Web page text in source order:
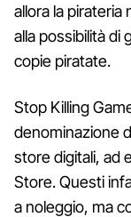
allora la pirateria
alla possibilità di
copie piratate.
Stop Killing
denominazione
store digitali, ad
Store. Questi
a noleggio, ma